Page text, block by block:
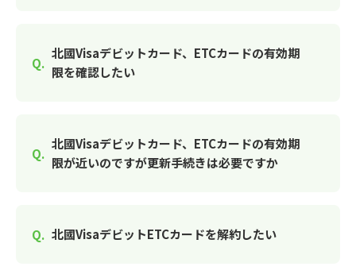
北國Visaデビットカード、ETCカードの有効期
限を確認したい
北國Visaデビットカード、ETCカードの有効期
限が近いのですが更新手続きは必要ですか
北國VisaデビットETCカードを解約したい